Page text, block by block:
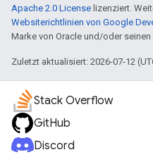
Apache 2.0 License lizenziert.
Websiterichtlinien von Google
Marke von Oracle und/oder seinen
Zuletzt aktualisiert: 2026-07-12
Stack Overflow
GitHub
Discord